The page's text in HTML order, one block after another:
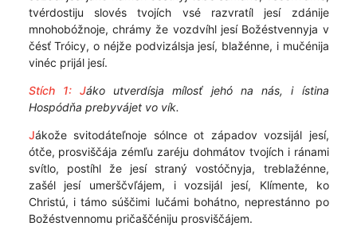
tvérdostiju slovés tvojích vsé razvratíl jesí zdánije
mnohobóžnoje, chrámy že vozdvíhl jesí Božéstvennyja v
čésť Tróicy, o néjže podvizálsja jesí, blažénne, i mučénija
vinéc prijál jesí.
Stích 1: Jáko utverdísja mílosť jehó na nás, i ístina
Hospódňa prebyvájet vo vík.
Jákože svitodáteľnoje sólnce ot západov vozsijál jesí,
ótče, prosviščája zémľu zaréju dohmátov tvojích i ránami
svítlo, postíhl že jesí straný vostóčnyja, treblažénne,
zašél jesí umerščvľájem, i vozsijál jesí, Klímente, ko
Christú, i támo súščimi lučámi bohátno, neprestánno po
Božéstvennomu pričaščéniju prosviščájem.